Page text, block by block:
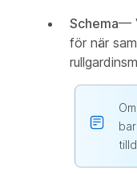
Schema—
för när